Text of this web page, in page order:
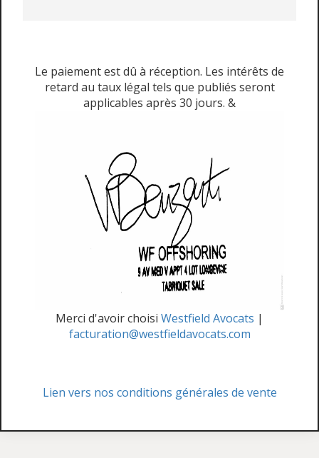
Le paiement est dû à réception. Les intérêts de
retard au taux légal tels que publiés seront
applicables après 30 jours. &
Merci d'avoir choisi Westfield Avocats |
facturation@westfieldavocats.com
Lien vers nos conditions générales de vente